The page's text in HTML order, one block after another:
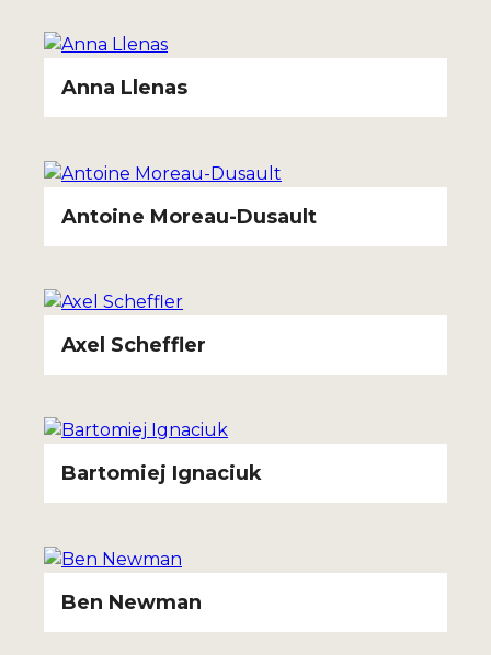
Anna Llenas
Antoine Moreau-Dusault
Axel Scheffler
Bartomiej Ignaciuk
Ben Newman